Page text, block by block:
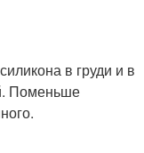
в груди и в
Поменьше